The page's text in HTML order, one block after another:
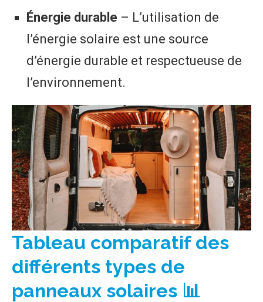
Énergie durable – L’utilisation de
l’énergie solaire est une source
d’énergie durable et respectueuse de
l’environnement.
Tableau comparatif des
différents types de
panneaux solaires 📊